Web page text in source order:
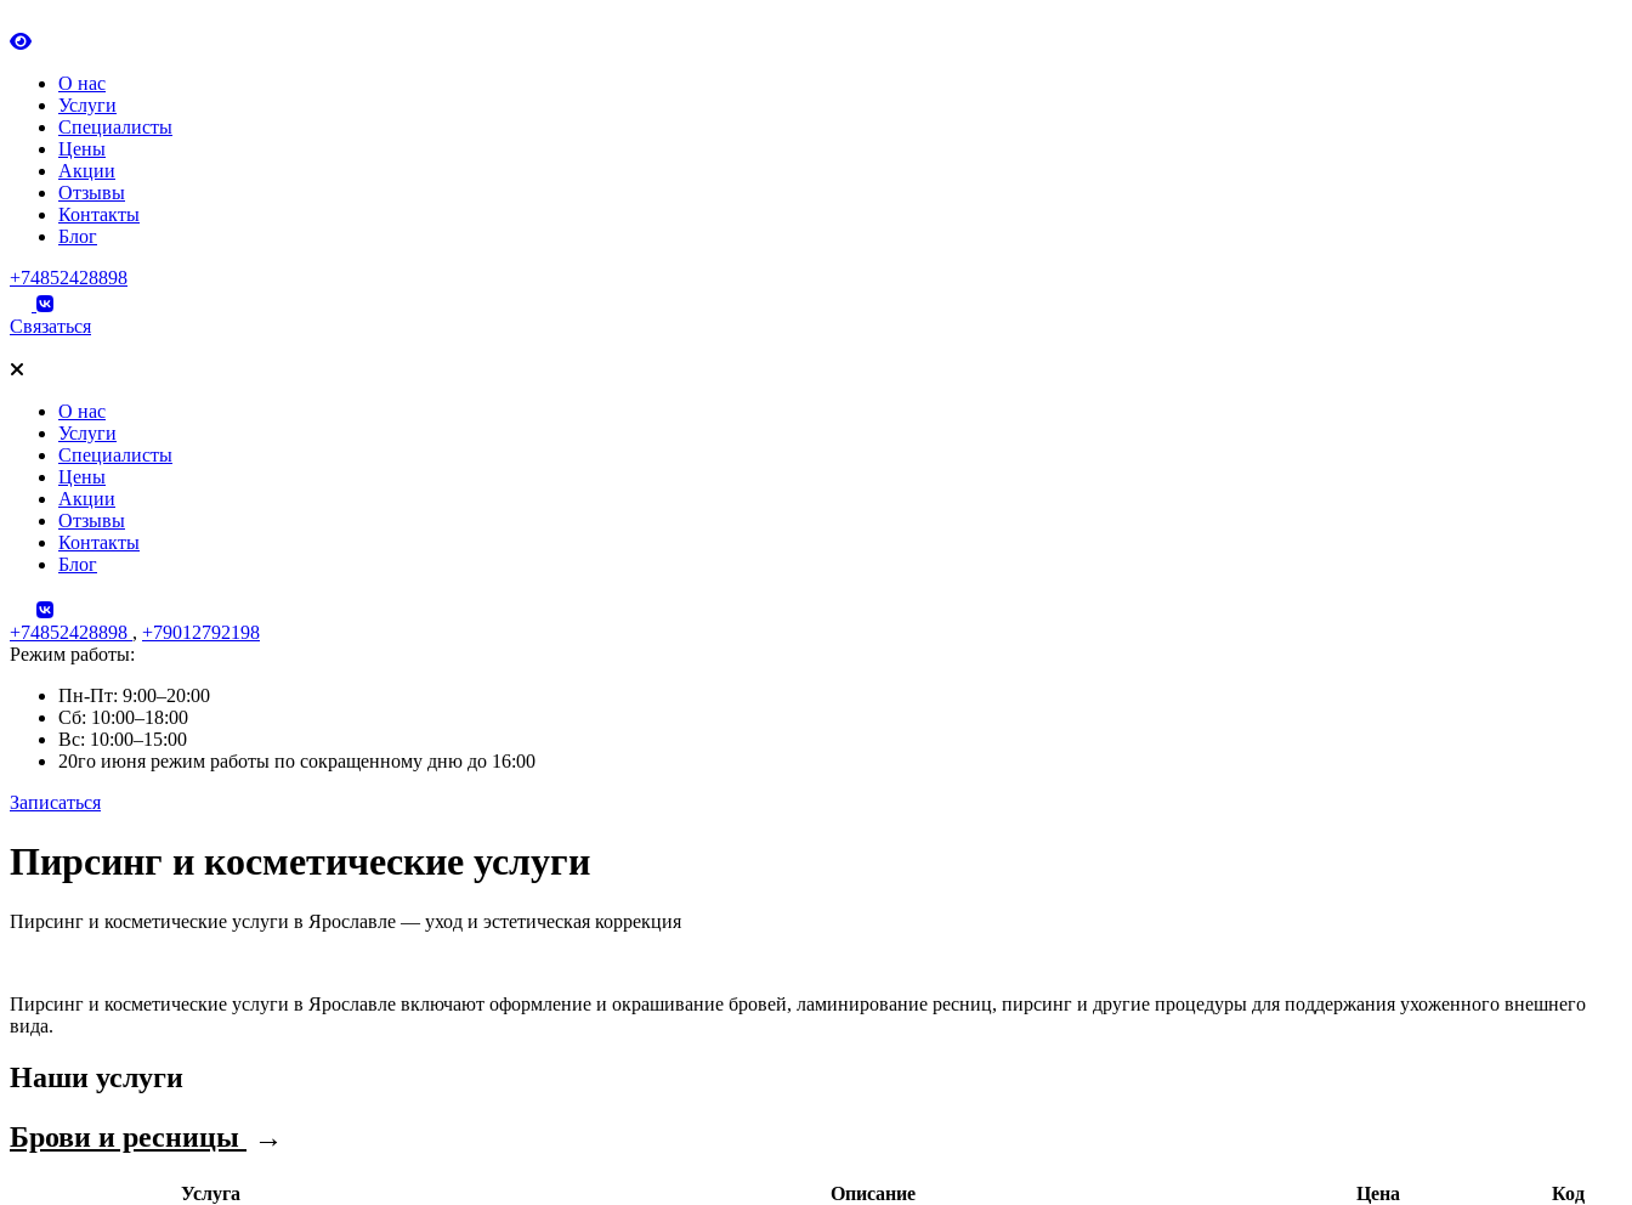
О нас
Услуги
Специалисты
Цены
Акции
Отзывы
Контакты
Блог
+74852428898
Связаться
О нас
Услуги
Специалисты
Цены
Акции
Отзывы
Контакты
Блог
+74852428898 , +79012792198
Режим работы:
Пн-Пт: 9:00–20:00
Сб: 10:00–18:00
Вс: 10:00–15:00
20го июня режим работы по сокращенному дню до 16:00
Записаться
Skip
to
Пирсинг и косметические услуги
Пирсинг и косметические услуги в Ярославле — уход и эстетическая коррекция
Пирсинг и косметические услуги в Ярославле включают оформление и окрашивание бровей, ламинирование ресниц, пирсинг и другие процедуры для поддержания ухоженного внешнего
вида.
Наши услуги
Брови и ресницы
→
Услуга Описание Цена
Код